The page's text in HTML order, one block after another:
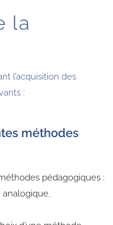
la
l’acquisition des
:
méthodes
pédagogiques :
analogique,